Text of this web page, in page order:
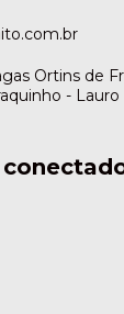
Ortins de
-